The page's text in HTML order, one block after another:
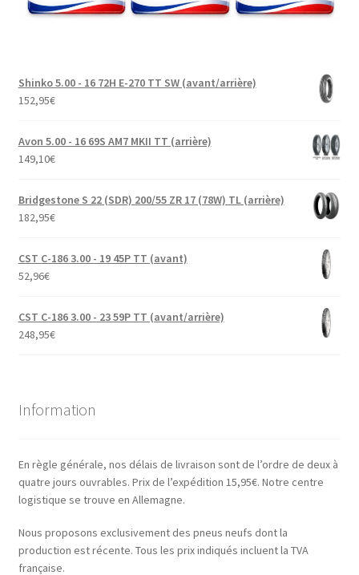
Shinko 5.00 - 16 72H E-270 TT SW (avant/arrière)
152,95€
Avon 5.00 - 16 69S AM7 MKII TT (arrière)
149,10€
Bridgestone S 22 (SDR) 200/55 ZR 17 (78W) TL (arrière)
182,95€
CST C-186 3.00 - 19 45P TT (avant)
52,96€
CST C-186 3.00 - 23 59P TT (avant/arrière)
248,95€
Information
En règle générale, nos délais de livraison sont de l’ordre de deux à
quatre jours ouvrables. Prix de l’expédition 15,95€. Notre centre
logistique se trouve en Allemagne.
Nous proposons exclusivement des pneus neufs dont la
production est récente. Tous les prix indiqués incluent la TVA
française.